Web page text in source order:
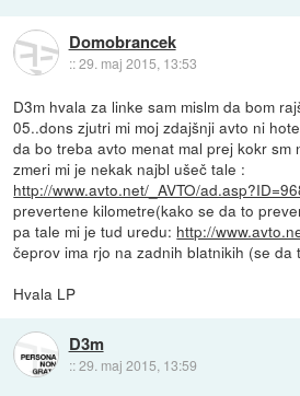
Domobrancek
::29. maj 2015, 13:53
D3m hvala za linke sam mislm da bom
05..dons zjutri mi moj zdajšnji avto ni
da bo treba avto menat mal prej kokr sm
zmeri mi je nekak najbl ušeč tale :
http://www.avto.net/_AVTO/
prevertene kilometre(kako se da to
pa tale mi je tud uredu: http://
čeprov ima rjo na zadnih blatnikih (se da
Hvala LP
D3m
::29. maj 2015, 13:59